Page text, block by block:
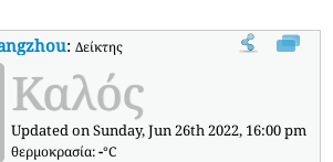
:Δείκτης ποιότητας αέρα σε πραγματικό
Καλός
Updated on Sunday, Jun 26th 2022, 16:00 pm
θερμοκρασία:-°C